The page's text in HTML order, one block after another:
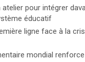
pour intégrer
éducatif
ligne face à la
mondial